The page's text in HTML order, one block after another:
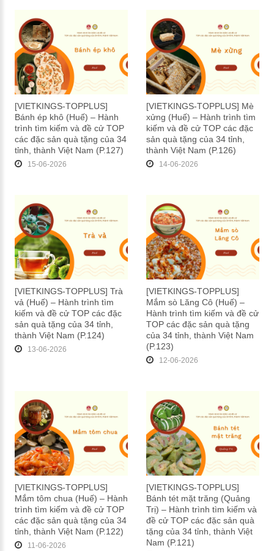
[VIETKINGS-TOPPLUS]
Bánh ép khô (Huế) – Hành
trình tìm kiếm và đề cử TOP
các đặc sản quà tặng của 34
tỉnh, thành Việt Nam (P.127)
15-06-2026
[VIETKINGS-TOPPLUS] Mè
xửng (Huế) – Hành trình tìm
kiếm và đề cử TOP các đặc
sản quà tặng của 34 tỉnh,
thành Việt Nam (P.126)
14-06-2026
[VIETKINGS-TOPPLUS] Trà
vả (Huế) – Hành trình tìm
kiếm và đề cử TOP các đặc
sản quà tặng của 34 tỉnh,
thành Việt Nam (P.124)
13-06-2026
[VIETKINGS-TOPPLUS]
Mắm sò Lăng Cô (Huế) –
Hành trình tìm kiếm và đề cử
TOP các đặc sản quà tặng
của 34 tỉnh, thành Việt Nam
(P.123)
12-06-2026
[VIETKINGS-TOPPLUS]
Mắm tôm chua (Huế) – Hành
trình tìm kiếm và đề cử TOP
các đặc sản quà tặng của 34
tỉnh, thành Việt Nam (P.122)
11-06-2026
[VIETKINGS-TOPPLUS]
Bánh tét mặt trăng (Quảng
Trị) – Hành trình tìm kiếm và
đề cử TOP các đặc sản quà
tặng của 34 tỉnh, thành Việt
Nam (P.121)